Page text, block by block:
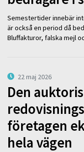
Semestertider innebär
är också en period då
Bluffakturor, falska mejl
22 maj 2026
Den
företagen
hela vägen